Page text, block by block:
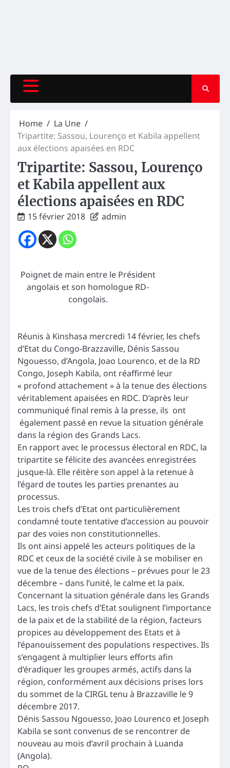
Home
La Une
Tripartite: Sassou, Lourenço et Kabila appellent
aux élections apaisées en RDC
Tripartite: Sassou, Lourenço
et Kabila appellent aux
élections apaisées en RDC
15 février 2018 admin
Poignet de main entre le Président
angolais et son homologue RD-
congolais.
Réunis à Kinshasa mercredi 14 février, les chefs
d’Etat du Congo-Brazzaville, Dénis Sassou
Ngouesso, d’Angola, Joao Lourenco, et de la RD
Congo, Joseph Kabila, ont réaffirmé leur
« profond attachement » à la tenue des élections
véritablement apaisées en RDC. D’après leur
communiqué final remis à la presse, ils ont
également passé en revue la situation générale
dans la région des Grands Lacs.
En rapport avec le processus électoral en RDC, la
tripartite se félicite des avancées enregistrées
jusque-là. Elle réitère son appel à la retenue à
l’égard de toutes les parties prenantes au
processus.
Les trois chefs d’Etat ont particulièrement
condamné toute tentative d’accession au pouvoir
par des voies non constitutionnelles.
Ils ont ainsi appelé les acteurs politiques de la
RDC et ceux de la société civile à se mobiliser en
vue de la tenue des élections – prévues pour le 23
décembre – dans l’unité, le calme et la paix.
Concernant la situation générale dans les Grands
Lacs, les trois chefs d’Etat soulignent l’importance
de la paix et de la stabilité de la région, facteurs
propices au développement des Etats et à
l’épanouissement des populations respectives. Ils
s’engagent à multiplier leurs efforts afin
d’éradiquer les groupes armés, actifs dans la
région, conformément aux décisions prises lors
du sommet de la CIRGL tenu à Brazzaville le 9
décembre 2017.
Dénis Sassou Ngouesso, Joao Lourenco et Joseph
Kabila se sont convenus de se rencontrer de
nouveau au mois d’avril prochain à Luanda
(Angola).